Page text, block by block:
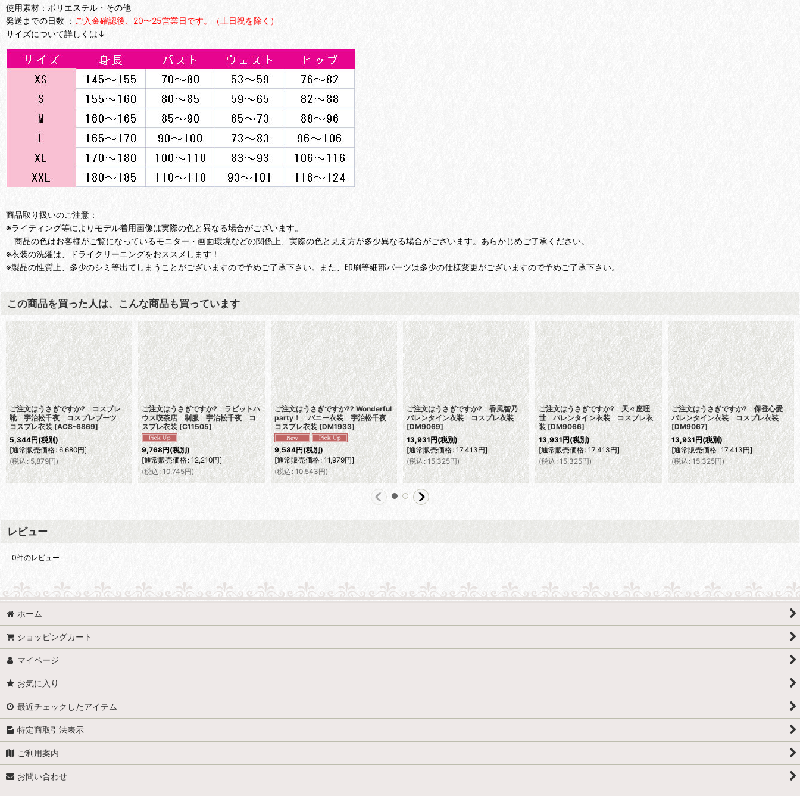
使用素材：ポリエステル・その他
発送までの日数 ： ご入金確認後、20〜25営業日です。（土日祝を除く）
サイズについて詳しくは↓
商品取り扱いのご注意：
※ライティング等によりモデル着用画像は実際の色と異なる場合がございます。
商品の色はお客様がご覧になっているモニター・画面環境などの関係上、実際の色と見え方が多少異なる場合がございます。あらかじめご了承ください。
※衣装の洗濯は、ドライクリーニングをおススメします！
※製品の性質上、多少のシミ等出てしまうことがございますので予めご了承下さい。また、印刷等細部パーツは多少の仕様変更がございますので予めご了承下さい。
この商品を買った人は、こんな商品も買っています
ご注文はうさぎですか? コスプレ
靴 宇治松千夜 コスプレブーツ
コスプレ衣装 [ACS-6869]
5,344円(税別)
[通常販売価格: 6,680円]
(税込 : 5,879円)
ご注文はうさぎですか? ラビットハ
ウス喫茶店 制服 宇治松千夜 コ
スプレ衣装 [C11505]
9,768円(税別)
[通常販売価格: 12,210円]
(税込 : 10,745円)
ご注文はうさぎですか?? Wonderful
party！ バニー衣装 宇治松千夜
コスプレ衣装 [DM1933]
9,584円(税別)
[通常販売価格: 11,979円]
(税込: 10,543円)
ご注文はうさぎですか? 香風智乃
バレンタイン衣装 コスプレ衣装
[DM9069]
13,931円(税別)
[通常販売価格: 17,413円]
(税込: 15,325円)
ご注文はうさぎですか? 天々座理
世 バレンタイン衣装 コスプレ衣
装 [DM9066]
13,931円(税別)
[通常販売価格: 17,413円]
(税込: 15,325円)
ご注文はうさぎですか? 保登心愛
バレンタイン衣装 コスプレ衣装
[DM9067]
13,931円(税別)
[通常販売価格: 17,413円]
(税込: 15,325円)
レビュー
0件のレビュー
ホーム
ショッピングカート
マイページ
お気に入り
最近チェックしたアイテム
特定商取引法表示
ご利用案内
お問い合わせ